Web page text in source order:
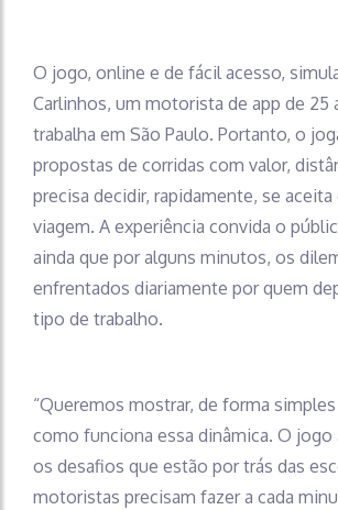
O jogo, online e de fácil acesso,
Carlinhos, um motorista de app de 25
trabalha em São Paulo. Portanto, o
propostas de corridas com valor,
precisa decidir, rapidamente, se aceita
viagem. A experiência convida o
ainda que por alguns minutos, os
enfrentados diariamente por quem
tipo de trabalho.
“Queremos mostrar, de forma
como funciona essa dinâmica. O jogo
os desafios que estão por trás das
motoristas precisam fazer a cada